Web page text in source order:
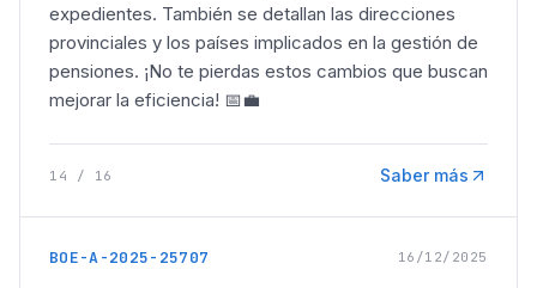
expedientes. También se detallan las direcciones
provinciales y los países implicados en la gestión de
pensiones. ¡No te pierdas estos cambios que buscan
mejorar la eficiencia! 📅💼
14 / 16 Saber más
BOE-A-2025-25707 16/12/2025